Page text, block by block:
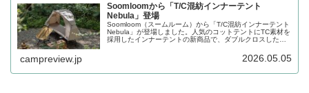
Soomloomから「T/C混紡インナーテント
Nebula」登場
Soomloom（スームルーム）から「T/C混紡インナーテント
Nebula」が登場しました。人気のコットテントにTC素材を
採用したインナーテントの新商品で、ダブルクロスしたフ
campreview.jp 2026.05.05